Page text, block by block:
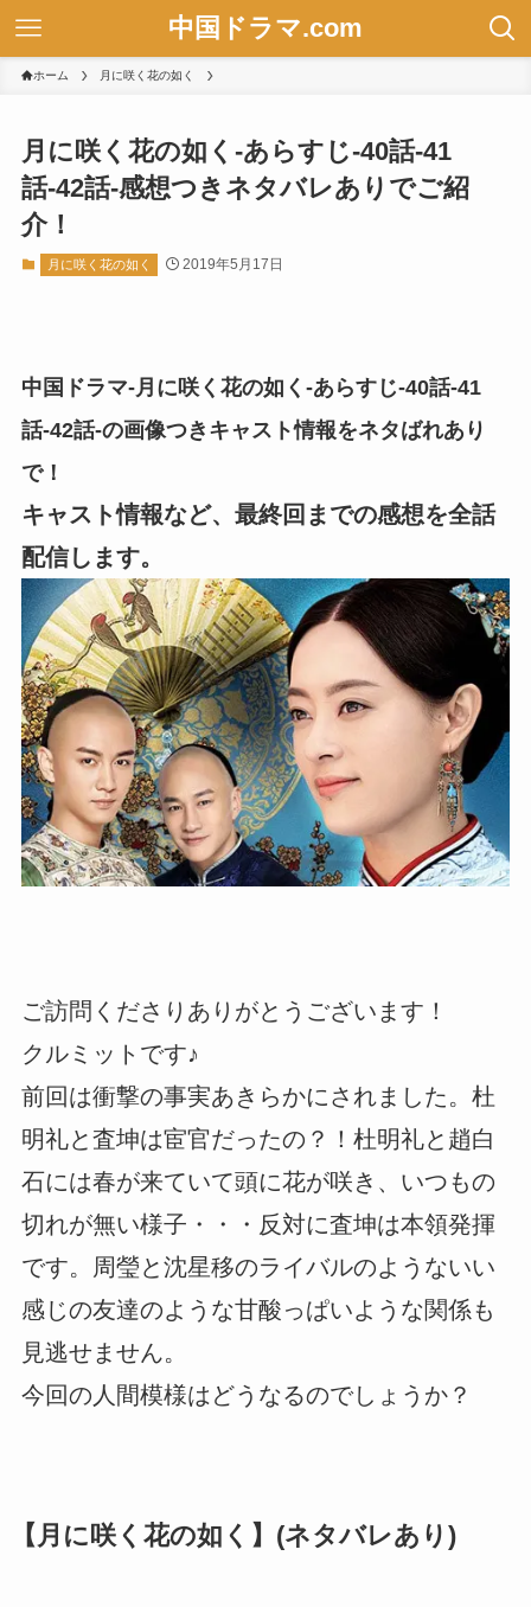
中国ドラマ.com
ホーム 月に咲く花の如く
月に咲く花の如く-あらすじ-40話-41
話-42話-感想つきネタバレありでご紹
介！
月に咲く花の如く 2019年5月17日
中国ドラマ-月に咲く花の如く-あらすじ-40話-41
話-42話-の画像つきキャスト情報をネタばれあり
で！
キャスト情報など、最終回までの感想を全話
配信します。
ご訪問くださりありがとうございます！
クルミットです♪
前回は衝撃の事実あきらかにされました。杜
明礼と査坤は宦官だったの？！杜明礼と趙白
石には春が来ていて頭に花が咲き、いつもの
切れが無い様子・・・反対に査坤は本領発揮
です。周瑩と沈星移のライバルのようないい
感じの友達のような甘酸っぱいような関係も
見逃せません。
今回の人間模様はどうなるのでしょうか？
【月に咲く花の如く】(ネタバレあり)